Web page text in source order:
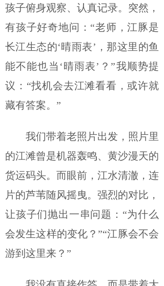
孩子俯身观察、认真记录。突然，
有孩子好奇地问：“老师，江豚是
长江生态的‘晴雨表’，那这里的鱼
能不能也当‘晴雨表’？”我顺势提
议：“找机会去江滩看看，或许就
藏有答案。”
我们带着老照片出发，照片里
的江滩曾是机器轰鸣、黄沙漫天的
货运码头。而眼前，江水清澈，连
片的芦苇随风摇曳。强烈的对比，
让孩子们抛出一串问题：“为什么
会发生这样的变化？”“江豚会不会
游到这里来？”